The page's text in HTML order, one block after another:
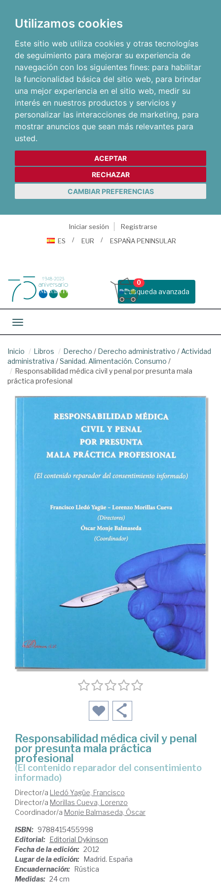
Utilizamos cookies
Este sitio web utiliza cookies y otras tecnologías
de seguimiento para mejorar su experiencia de
navegación con los siguientes fines: para habilitar
la funcionalidad básica del sitio web, para brindar
una mejor experiencia en el sitio web, medir su
interés en nuestros productos y servicios y
personalizar las interacciones de marketing, para
mostrar anuncios que sean más relevantes para
usted.
ACEPTAR
RECHAZAR
CAMBIAR PREFERENCIAS
Iniciar sesión
Registrarse
ES
EUR ESPAÑA PENINSULAR
Busqueda avanzada
0
Toggle navigation
Inicio Libros Derecho / Derecho administrativo / Actividad
administrativa /Sanidad. Alimentación. Consumo /
Responsabilidad médica civil y penal por presunta mala
práctica profesional
Responsabilidad médica civil y penal
por presunta mala práctica
profesional
(el contenido reparador del consentimiento
informado)
Director/a Lledó Yagüe, Francisco
Director/a Morillas Cueva, Lorenzo
Coordinador/a Monje Balmaseda, Óscar
ISBN: 9788415455998
Editorial: Editorial Dykinson
Fecha de la edición: 2012
Lugar de la edición: Madrid. España
Encuadernación: Rústica
Medidas: 24 cm